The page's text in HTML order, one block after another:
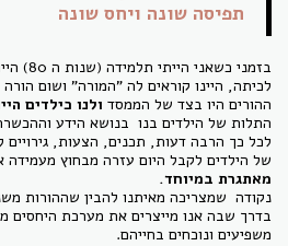
תפיסה שונה ויחס שונה
בזמני
לכיתה, היינו קוראים לה "המורה" ושום
ההורים היו בצד של הממסד ולנו כילדים
התלות של הילדים בנו בנושא הידע
לכל כך הרבה דעות, תכנים, הצעות,
של הילדים לקבל היום עזרה מבחוץ מעמידה
מאתגרת במיוחד.
נקודה שמצריכה מאיתנו להבין שההורות
בדרך שבה אנו מייצרים את מערכת היחסים
משפיעים ונוכחים בחייהם.